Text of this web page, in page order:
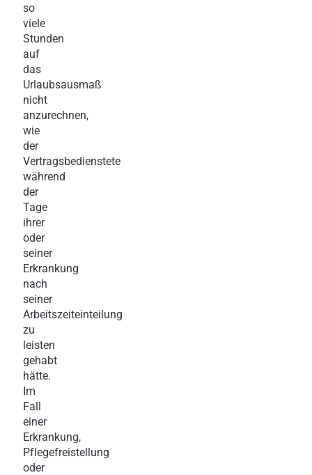
so
viele
Stunden
auf
das
Urlaubsausmaß
nicht
anzurechnen,
wie
der
Vertragsbedienstete
während
der
Tage
ihrer
oder
seiner
Erkrankung
nach
seiner
Arbeitszeiteinteilung
zu
leisten
gehabt
hätte.
Im
Fall
einer
Erkrankung,
Pflegefreistellung
oder